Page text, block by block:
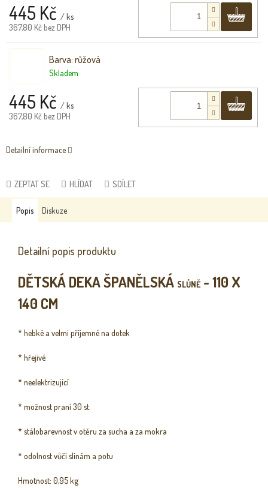
445 Kč / ks
367,80 Kč bez DPH
Barva: růžová
Skladem
445 Kč / ks
367,80 Kč bez DPH
Detailní informace
ZEPTAT SE HLÍDAT SDÍLET
Popis Diskuze
Detailní popis produktu
DĚTSKÁ DEKA ŠPANĚLSKÁ SLŮNĚ- 110 X
140 CM
* hebké a velmi příjemné na dotek
* hřejivé
* neelektrizující
* možnost praní 30 st.
* stálobarevnost v otěru za sucha a za mokra
* odolnost vůči slinám a potu
Hmotnost: 0,95 kg